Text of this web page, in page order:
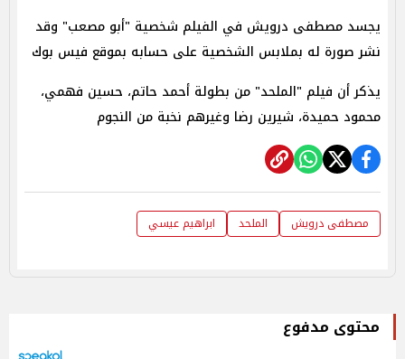
يجسد مصطفى درويش في الفيلم شخصية "أبو مصعب" وقد
نشر صورة له بملابس الشخصية على حسابه بموقع فيس بوك
يذكر أن فيلم "الملحد" من بطولة أحمد حاتم، حسين فهمي،
محمود حميدة، شيرين رضا وغيرهم نخبة من النجوم
مصطفى درويش الملحد ابراهيم عيسي
محتوى مدفوع